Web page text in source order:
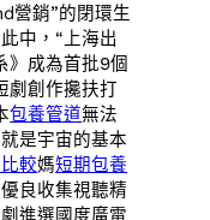
營銷”的閉環生
中，“上海出
》成為首批9個
劇創作攙扶打
包養管道無法
是宇宙的基本
較媽短期包養
良收集視聽精
進選國度廣電